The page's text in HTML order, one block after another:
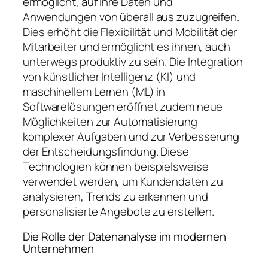
Anwendungen von überall aus zuzugreifen.
Dies erhöht die Flexibilität und Mobilität der
Mitarbeiter und ermöglicht es ihnen, auch
unterwegs produktiv zu sein. Die Integration
von künstlicher Intelligenz (KI) und
maschinellem Lernen (ML) in
Softwarelösungen eröffnet zudem neue
Möglichkeiten zur Automatisierung
komplexer Aufgaben und zur Verbesserung
der Entscheidungsfindung. Diese
Technologien können beispielsweise
verwendet werden, um Kundendaten zu
analysieren, Trends zu erkennen und
personalisierte Angebote zu erstellen.
Die Rolle der Datenanalyse im modernen
Unternehmen